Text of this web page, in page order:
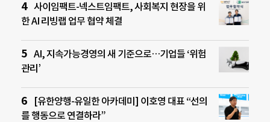
사이임팩트-넥스트임팩트, 사회복지 현장을 위
한 AI 리빙랩 업무 협약 체결
AI, 지속가능경영의 새 기준으로…기업들 ‘위험
관리’
[유한양행-유일한 아카데미] 이호영 대표 “선의
를 행동으로 연결하라”